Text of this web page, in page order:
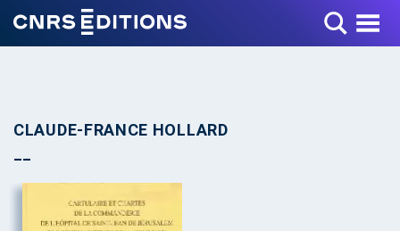
Toggle Menu
CLAUDE-FRANCE HOLLARD